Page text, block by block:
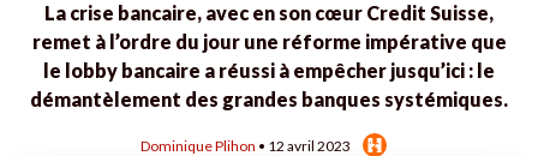
La crise bancaire, avec en son cœur Credit Suisse,
remet à l’ordre du jour une réforme impérative que
le lobby bancaire a réussi à empêcher jusqu’ici : le
démantèlement des grandes banques systémiques.
Dominique Plihon • 12 avril 2023